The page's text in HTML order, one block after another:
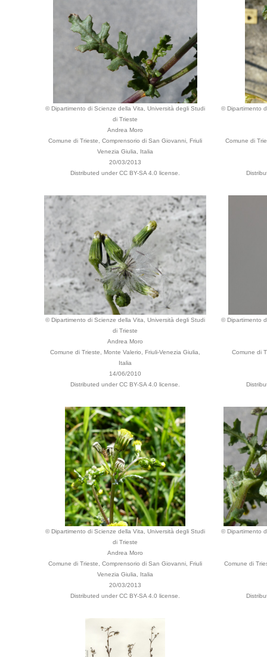
© Dipartimento di Scienze della Vita, Università degli Studi
di Trieste
Andrea Moro
Comune di Trieste, Comprensorio di San Giovanni, Friuli
Venezia Giulia, Italia
20/03/2013
Distributed under CC BY-SA 4.0 license.
© Dipartimento
Comune di
© Dipartimento di Scienze della Vita, Università degli Studi
di Trieste
Andrea Moro
Comune di Trieste, Monte Valerio, Friuli-Venezia Giulia,
Italia
14/06/2010
Distributed under CC BY-SA 4.0 license.
© Dipartimento
Comune di
© Dipartimento di Scienze della Vita, Università degli Studi
di Trieste
Andrea Moro
Comune di Trieste, Comprensorio di San Giovanni, Friuli
Venezia Giulia, Italia
20/03/2013
Distributed under CC BY-SA 4.0 license.
© Dipartimento
Comune di